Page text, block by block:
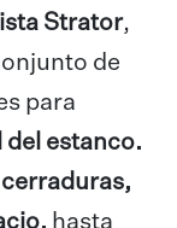
Strator,
de
para
estanco.
hasta